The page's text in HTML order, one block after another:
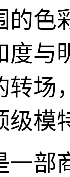
的色
度与
转场
级模
一部